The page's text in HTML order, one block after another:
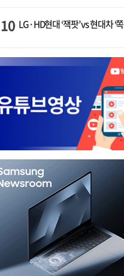
LG·HD현대 ‘잭팟’ vs 현대차 ‘쪽박’…글로벌 사모펀드, 韓 대기업 투자 ‘희비’